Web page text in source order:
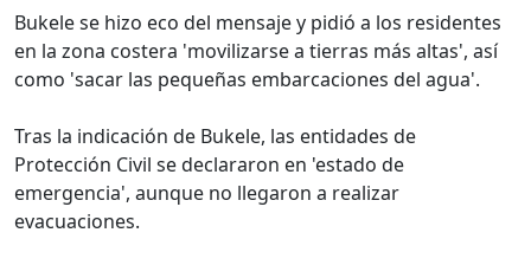
Bukele se hizo eco del mensaje y pidió a los residentes
en la zona costera 'movilizarse a tierras más altas', así
como 'sacar las pequeñas embarcaciones del agua'.
Tras la indicación de Bukele, las entidades de
Protección Civil se declararon en 'estado de
emergencia', aunque no llegaron a realizar
evacuaciones.